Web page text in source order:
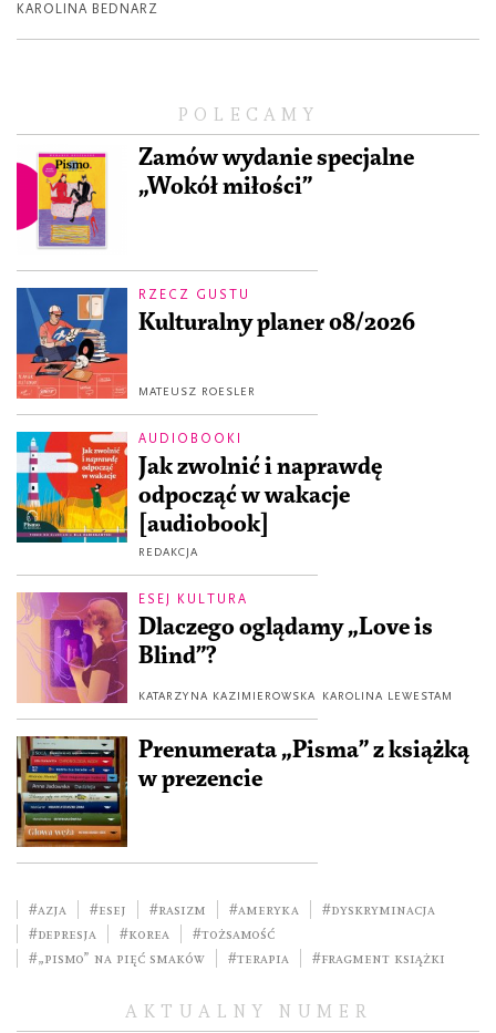
POLECAMY
Zamów wydanie specjalne
„Wokół miłości”
RZECZ GUSTU
Kulturalny planer 08/2026
MATEUSZ ROESLER
AUDIOBOOKI
Jak zwolnić i naprawdę
odpocząć w wakacje
[audiobook]
REDAKCJA
ESEJ KULTURA
Dlaczego oglądamy „Love is
Blind”?
KATARZYNA KAZIMIEROWSKA KAROLINA LEWESTAM
Prenumerata „Pisma” z książką
w prezencie
#Azja #esej #rasizm #Ameryka
#dyskryminacja
#depresja
#Korea
#tożsamość
#„Pismo” na Pięć Smaków
#terapia #fragment książki
AKTUALNY NUMER
KAROLINA BEDNARZ